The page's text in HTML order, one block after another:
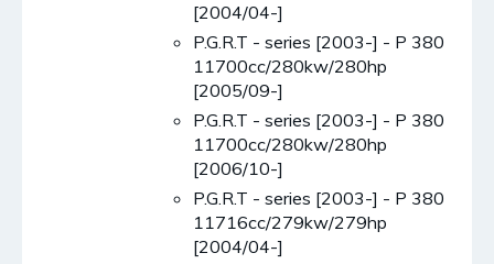
[2004/04-]
P.G.R.T - series [2003-] - P 380
11700cc/280kw/280hp
[2005/09-]
P.G.R.T - series [2003-] - P 380
11700cc/280kw/280hp
[2006/10-]
P.G.R.T - series [2003-] - P 380
11716cc/279kw/279hp
[2004/04-]